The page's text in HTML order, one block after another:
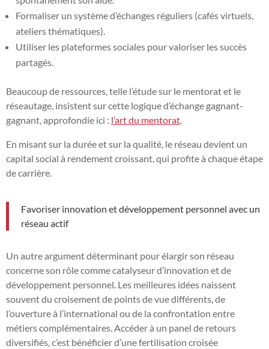
Formaliser un système d’échanges réguliers (cafés virtuels,
ateliers thématiques).
Utiliser les plateformes sociales pour valoriser les succès
partagés.
Beaucoup de ressources, telle l’étude sur le mentorat et le
réseautage, insistent sur cette logique d’échange gagnant-
gagnant, approfondie ici : l’art du mentorat
En misant sur la durée et sur la qualité, le réseau devient un
capital social à rendement croissant, qui profite à chaque étape
de carrière.
Favoriser innovation et développement personnel avec un
réseau actif
Un autre argument déterminant pour élargir son réseau
concerne son rôle comme catalyseur d’innovation et de
développement personnel. Les meilleures idées naissent
souvent du croisement de points de vue différents, de
l’ouverture à l’international ou de la confrontation entre
métiers complémentaires. Accéder à un panel de retours
diversifiés, c’est bénéficier d’une fertilisation croisée